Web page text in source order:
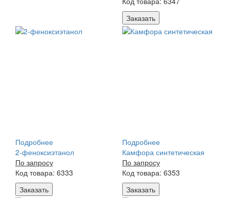
Заказать
Подробнее
2-феноксиэтанол
По запросу
Код товара: 6333
Заказать
Подробнее
Камфора синтетическая
По запросу
Код товара: 6353
Заказать